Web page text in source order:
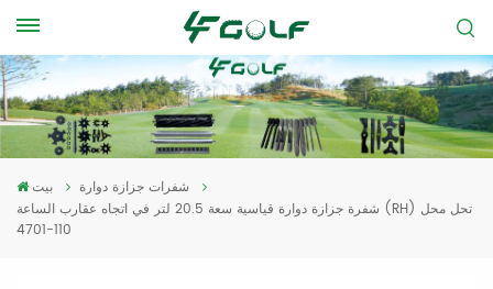
بيت
شفرات جزازة دوارة
شفرة جزازة دوارة قياسية سعة 20.5 لتر في اتجاه عقارب الساعة (RH) تحل محل
110-4701